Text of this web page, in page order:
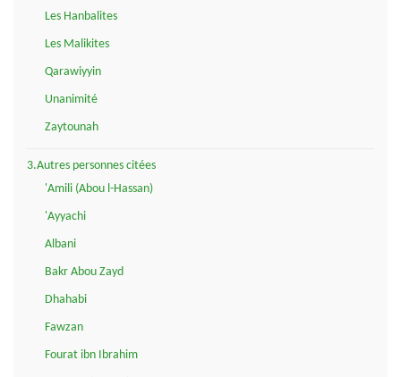
Les Hanbalites
Les Malikites
Qarawiyyin
Unanimité
Zaytounah
3.Autres personnes citées
'Amili (Abou l-Hassan)
'Ayyachi
Albani
Bakr Abou Zayd
Dhahabi
Fawzan
Fourat ibn Ibrahim